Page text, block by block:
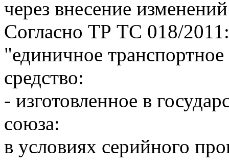
через внесение
Согласно ТР ТС 018/2011:
"единичное
средство:
- изготовленное в
союза:
в условиях серийного